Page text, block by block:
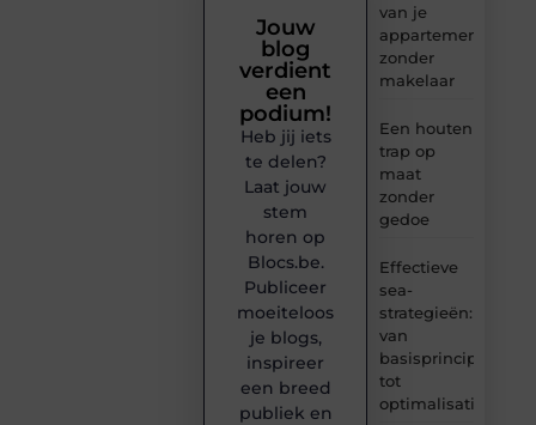
van je
appartement
zonder
makelaar
Een houten
trap op
maat
zonder
gedoe
Effectieve
sea-
strategieën:
van
basisprincipes
tot
optimalisatie
Jouw
blog
verdient
een
podium!
Heb jij iets
te delen?
Laat jouw
stem
horen op
Blocs.be.
Publiceer
moeiteloos
je blogs,
inspireer
een breed
publiek en